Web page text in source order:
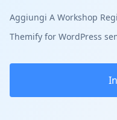
Aggiungi A Workshop
Themify for WordPress